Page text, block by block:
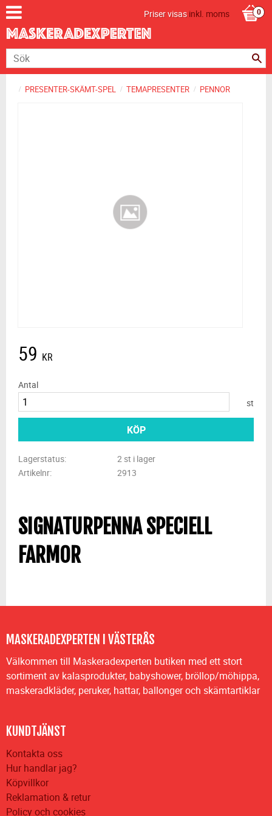
Priser visasinkl. moms
PRESENTER-SKÄMT-SPEL TEMAPRESENTER PENNOR
59 KR
Antal
st
KÖP
Lagerstatus
2 st i lager
Artikelnr
2913
SIGNATURPENNA SPECIELL
FARMOR
MASKERADEXPERTEN I VÄSTERÅS
Välkommen till Maskeradexperten butiken med ett stort
sortiment av kalasprodukter, babyshower, bröllop/möhippa,
maskeradkläder, peruker, hattar, ballonger och skämtartiklar
KUNDTJÄNST
Kontakta oss
Hur handlar jag?
Köpvillkor
Reklamation & retur
Policy och cookies